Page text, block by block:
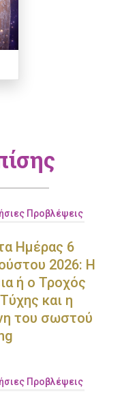
Προβλέψεις
Ημέρας 6
2026: Η
ή ο Τροχός
και η
του σωστού
Προβλέψεις